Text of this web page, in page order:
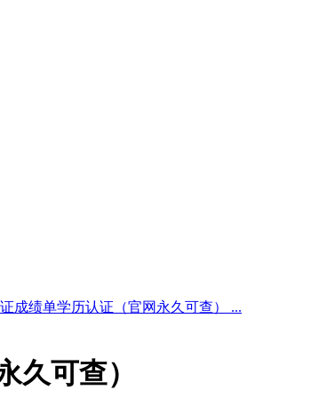
成绩单学历认证（官网永久可查） ...
久可查）